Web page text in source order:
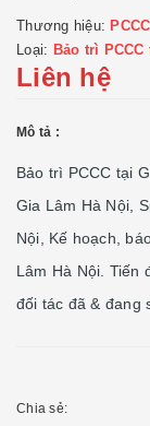
Thương hiệu:
Loại: Bảo trì
Liên hệ
Mô tả :
Bảo trì PCCC tại
Gia Lâm Hà Nội,
Nội, Kế hoạch,
Lâm Hà Nội. Tiến
đối tác đã & đang
Chia sẻ: